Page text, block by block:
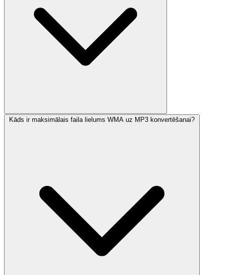
Kāds ir maksimālais faila lielums WMA uz MP3 konvertēšanai?